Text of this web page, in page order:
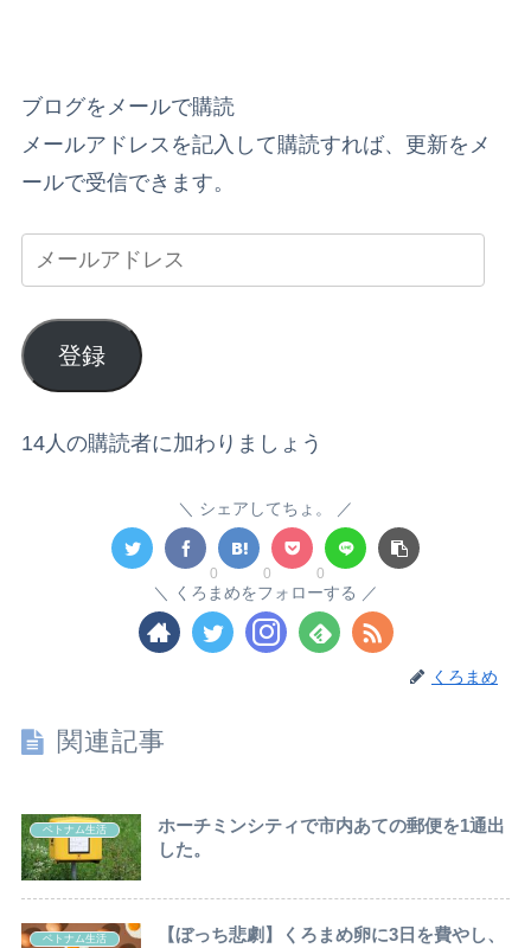
ブログをメールで購読
メールアドレスを記入して購読すれば、更新をメ
ールで受信できます。
登録
14人の購読者に加わりましょう
シェアしてちょ。
0 0 0
くろまめをフォローする
くろまめ
関連記事
ベトナム生活
ホーチミンシティで市内あての郵便を1通出
した。
ベトナム生活
【ぼっち悲劇】くろまめ卵に3日を費やし、